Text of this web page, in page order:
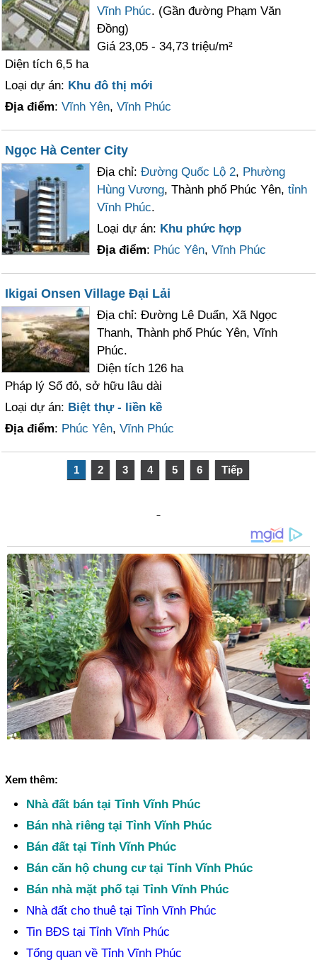
Vĩnh Phúc. (Gần đường Phạm Văn
Đồng)
Giá 23,05 - 34,73 triệu/m²
Diện tích 6,5 ha
Loại dự án: Khu đô thị mới
Địa điểm:Vĩnh Yên,Vĩnh Phúc
Ngọc Hà Center City
Địa chỉ:Đường Quốc Lộ 2, Phường
Hùng Vương, Thành phố Phúc Yên,tỉnh
Vĩnh Phúc.
Loại dự án: Khu phức hợp
Địa điểm: Phúc Yên,Vĩnh Phúc
Ikigai Onsen Village Đại Lải
Địa chỉ: Đường Lê Duẩn, Xã Ngọc
Thanh, Thành phố Phúc Yên, Vĩnh
Phúc.
Diện tích 126 ha
Pháp lý Sổ đỏ, sở hữu lâu dài
Loại dự án: Biệt thự - liền kề
Địa điểm: Phúc Yên,Vĩnh Phúc
1 2 3 4 5 6 Tiếp
Xem thêm:
Nhà đất bán tại Tỉnh Vĩnh Phúc
Bán nhà riêng tại Tỉnh Vĩnh Phúc
Bán đất tại Tỉnh Vĩnh Phúc
Bán căn hộ chung cư tại Tỉnh Vĩnh Phúc
Bán nhà mặt phố tại Tỉnh Vĩnh Phúc
Nhà đất cho thuê tại Tỉnh Vĩnh Phúc
Tin BĐS tại Tỉnh Vĩnh Phúc
Tổng quan về Tỉnh Vĩnh Phúc